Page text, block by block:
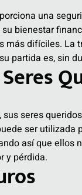
una
bienestar
más difíciles. La
partida es, sin
seres
ser utilizada
así que ellos
y pérdida.